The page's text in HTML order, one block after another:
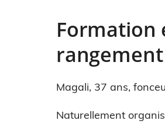
Formation
rangement
Magali, 37 ans,
Naturellement